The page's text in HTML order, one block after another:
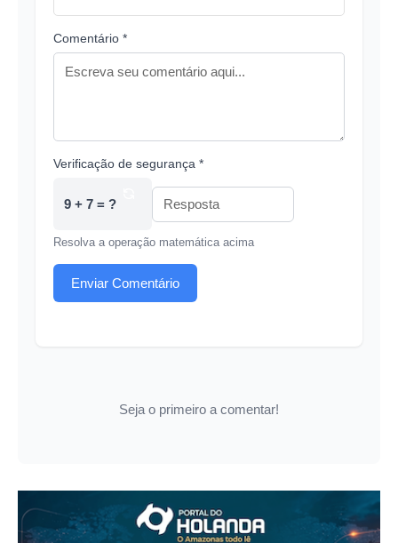
Comentário *
Verificação de segurança *
9 + 7 = ?
Resolva a operação matemática acima
Enviar Comentário
Seja o primeiro a comentar!